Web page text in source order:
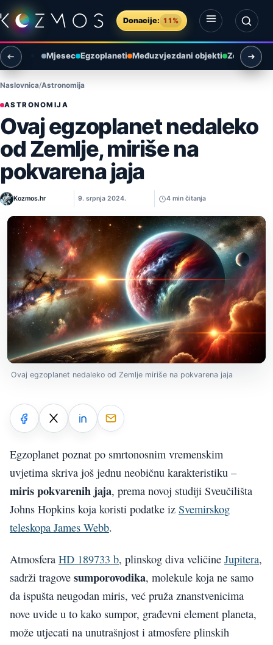
Preskoči na sadržaj
Donacije: 11%
Otvori izbornik
Otvori pretragu
Mjesec Egzoplaneti Međuzvjezdani objekti Zemlja i
Naslovnica Astronomija
ASTRONOMIJA
Ovaj egzoplanet nedaleko
od Zemlje, miriše na
pokvarena jaja
Kozmos.hr 9. srpnja 2024. 4 min čitanja
Ovaj egzoplanet nedaleko od Zemlje miriše na pokvarena jaja
Egzoplanet poznat po smrtonosnim vremenskim
uvjetima skriva još jednu neobičnu karakteristiku –
miris pokvarenih jaja, prema novoj studiji Sveučilišta
Johns Hopkins koja koristi podatke iz Svemirskog
teleskopa James Webb.
Atmosfera HD 189733 b, plinskog diva veličine Jupitera,
sadrži tragove sumporovodika, molekule koja ne samo
da ispušta neugodan miris, već pruža znanstvenicima
nove uvide u to kako sumpor, građevni element planeta,
može utjecati na unutrašnjost i atmosfere plinskih